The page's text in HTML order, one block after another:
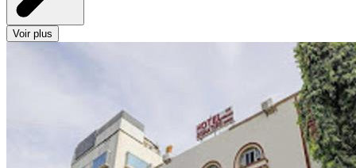
Voir plus